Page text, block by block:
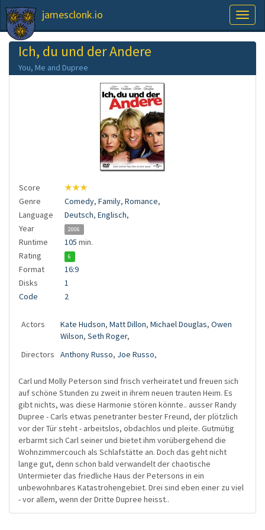
jamesclonk.io
Ich, du und der Andere
You, Me and Dupree
Score
★★★
Genre
Comedy, Family, Romance,
Language
Deutsch, Englisch,
Year
2006
Runtime 105 min.
Rating
6
Format
16:9
Disks
1
Code
2
Actors Kate Hudson, Matt Dillon, Michael Douglas, Owen
Wilson, Seth Roger,
Directors
Anthony Russo, Joe Russo,
Carl und Molly Peterson sind frisch verheiratet und freuen sich
auf schöne Stunden zu zweit in ihrem neuen trauten Heim. Es
gibt nichts, was diese Harmonie stören könnte.. ausser Randy
Dupree - Carls etwas penetranter bester Freund, der plötzlich
vor der Tür steht - arbeitslos, obdachlos und pleite. Gutmütig
erbarmt sich Carl seiner und bietet ihm vorübergehend die
Wohnzimmercouch als Schlafstätte an. Doch das geht nicht
lange gut, denn schon bald verwandelt der chaotische
Untermieter das friedliche Haus der Petersons in ein
unbewohnbares Katastrohengebiet. Drei sind eben einer zu viel
- vor allem, wenn der Dritte Dupree heisst..